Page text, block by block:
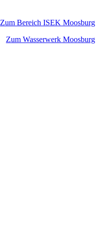
Zum Bereich ISEK Moosburg
Zum Wasserwerk Moosburg